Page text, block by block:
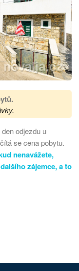
.
odjezdu u
se cena pobytu.
nenavážete,
zájemce, a to